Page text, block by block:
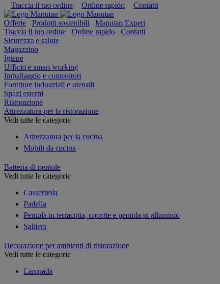
Traccia il tuo ordine
Ordine rapido Contatti
Offerte Prodotti sostenibili
Manutan Expert
Traccia il tuo ordine
Ordine rapido
Contatti
Sicurezza e salute
Magazzino
Igiene
Ufficio e smart working
Imballaggio e contenitori
Forniture industriali e utensili
Spazi esterni
Ristorazione
Attrezzatura per la ristorazione
Vedi tutte le categorie
Attrezzatura per la cucina
Mobili da cucina
Batteria di pentole
Vedi tutte le categorie
Casseruola
Padella
Pentola in terracotta, cocotte e pentola in alluminio
Saltiera
Decorazione per ambienti di ristorazione
Vedi tutte le categorie
Lampada